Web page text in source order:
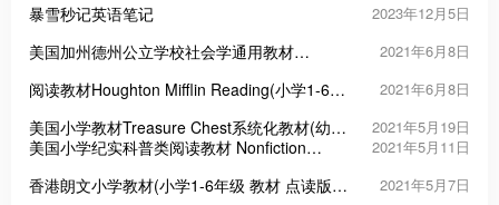
暴雪秒记英语笔记 2023年12月5日
美国加州德州公立学校社会学通用教材
2021年6月8日
阅读教材Houghton Mifflin Reading(小学1-6年
2021年6月8日
美国小学教材Treasure Chest系统化教材(幼儿
园、小学1-6年级教材)--适合国际生
2021年5月19日
美国小学纪实科普类阅读教材 Nonfiction
2021年5月11日
香港朗文小学教材(小学1-6年级 教材 点读版
2021年5月7日